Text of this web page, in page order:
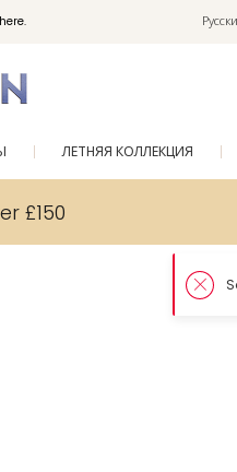
ЛЕТНЯЯ КОЛЛЕКЦИЯ
£150